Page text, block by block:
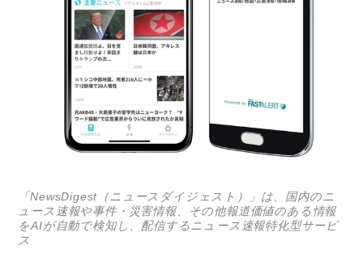
「NewsDigest（ニュースダイジェスト）」は、国内のニ
ュース速報や事件・災害情報、その他報道価値のある情報
をAIが自動で検知し、配信するニュース速報特化型サービ
ス